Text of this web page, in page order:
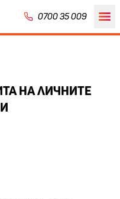
0700 35 009
НА ЛИЧНИТЕ